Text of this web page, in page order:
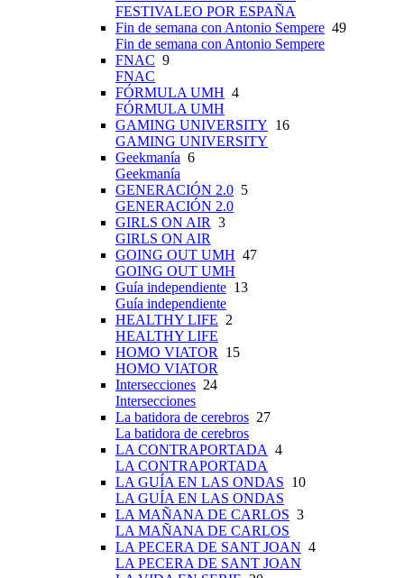
FESTIVALEO POR ESPAÑA
Fin de semana con Antonio Sempere 49
Fin de semana con Antonio Sempere
FNAC 9
FNAC
FÓRMULA UMH 4
FÓRMULA UMH
GAMING UNIVERSITY 16
GAMING UNIVERSITY
Geekmanía 6
Geekmanía
GENERACIÓN 2.0 5
GENERACIÓN 2.0
GIRLS ON AIR 3
GIRLS ON AIR
GOING OUT UMH 47
GOING OUT UMH
Guía independiente 13
Guía independiente
HEALTHY LIFE 2
HEALTHY LIFE
HOMO VIATOR
15
HOMO VIATOR
Intersecciones 24
Intersecciones
La batidora de cerebros 27
La batidora de cerebros
LA CONTRAPORTADA 4
LA CONTRAPORTADA
LA GUÍA EN LAS ONDAS 10
LA GUÍA EN LAS ONDAS
LA MAÑANA DE CARLOS 3
LA MAÑANA DE CARLOS
LA PECERA DE SANT JOAN 4
LA PECERA DE SANT JOAN